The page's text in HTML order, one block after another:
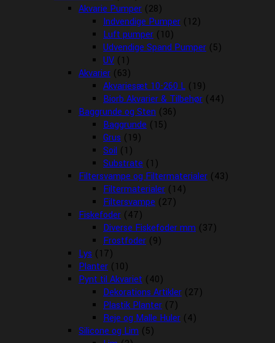
Akvarie Pumper (28)
Indvendige Pumper (12)
Luft pumper (10)
Udvendige Spand Pumper (5)
UV (1)
Akvarier (63)
Akvariesæt 10-260 L (19)
Biorb Akvarier & Tilbehør (44)
Baggrunde og Sten (36)
Baggrunde (15)
Grus (19)
Soil (1)
Substrate (1)
Filtersvampe og Filtermaterialer (43)
Filtermaterialer (14)
Filtersvampe (27)
Fiskefoder (47)
Diverse Fiskefoder mm (37)
Frostfoder (9)
Lys (17)
Planter (10)
Pynt til Akvariet (40)
Dekorations Artikler (27)
Plastik Planter (7)
Reje og Malle Huler (4)
Silicone og Lim (5)